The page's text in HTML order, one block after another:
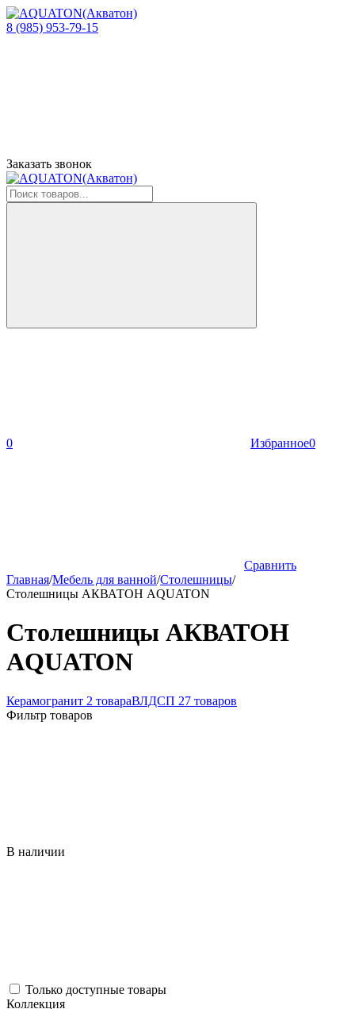
8 (985) 953-79-15
Заказать звонок
0 Избранное0
Сравнить
Главная/Мебель для ванной/Столешницы/
Столешницы АКВАТОН AQUATON
Столешницы АКВАТОН
AQUATON
Керамогранит 2 товараВЛДСП 27 товаров
Фильтр товаров
В наличии
Только доступные товары
Коллекция